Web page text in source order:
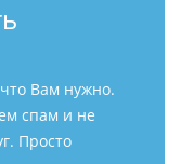
Вам нужно.
спам и не
Просто